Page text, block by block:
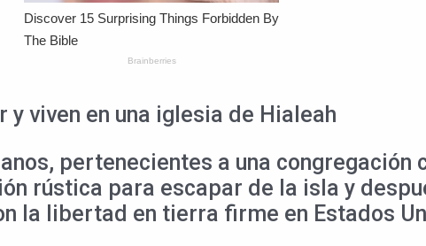
y viven en una iglesia de Hialeah
pertenecientes a una
rústica para escapar de la isla y
la libertad en tierra firme en Estados